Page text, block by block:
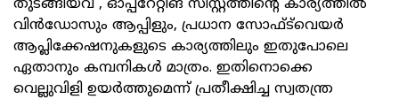
തുടങ്ങിയവ , ഓപ്പറേറ്റിങ് സിസ്റ്റത്തിന്റെ കാര്യത്തിൽ
വിൻഡോസും ആപ്പിളും, പ്രധാന സോഫ്ട്‍വെയർ
ആപ്ലിക്കേഷനുകളുടെ കാര്യത്തിലും ഇതുപോലെ
ഏതാനും കമ്പനികൾ മാത്രം. ഇതിനൊക്കെ
വെല്ലുവിളി ഉയർത്തുമെന്ന് പ്രതീക്ഷിച്ച സ്വതന്ത്ര